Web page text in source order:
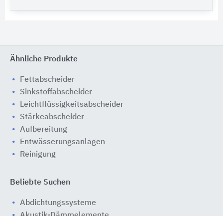
Ähnliche Produkte
Fettabscheider
Sinkstoffabscheider
Leichtflüssigkeitsabscheider
Stärkeabscheider
Aufbereitung
Entwässerungsanlagen
Reinigung
Beliebte Suchen
Abdichtungssysteme